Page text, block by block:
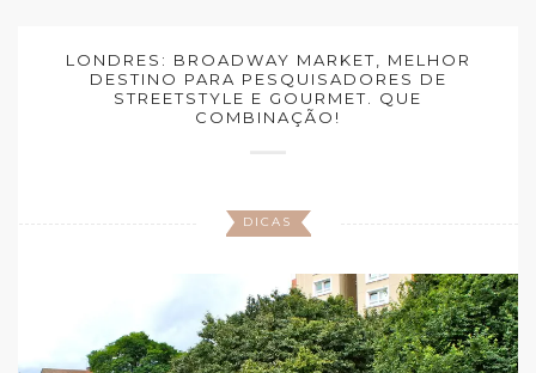
LONDRES: BROADWAY MARKET, MELHOR
DESTINO PARA PESQUISADORES DE
STREETSTYLE E GOURMET. QUE
COMBINAÇÃO!
DICAS